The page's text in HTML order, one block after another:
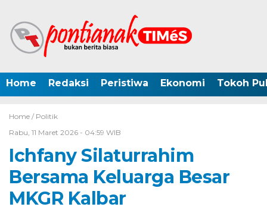
Home Redaksi Peristiwa Ekonomi Tokoh
Home / Politik
Rabu, 11 Maret 2026 - 04:59 WIB
Ichfany Silaturrahim
Bersama Keluarga Besar
MKGR Kalbar